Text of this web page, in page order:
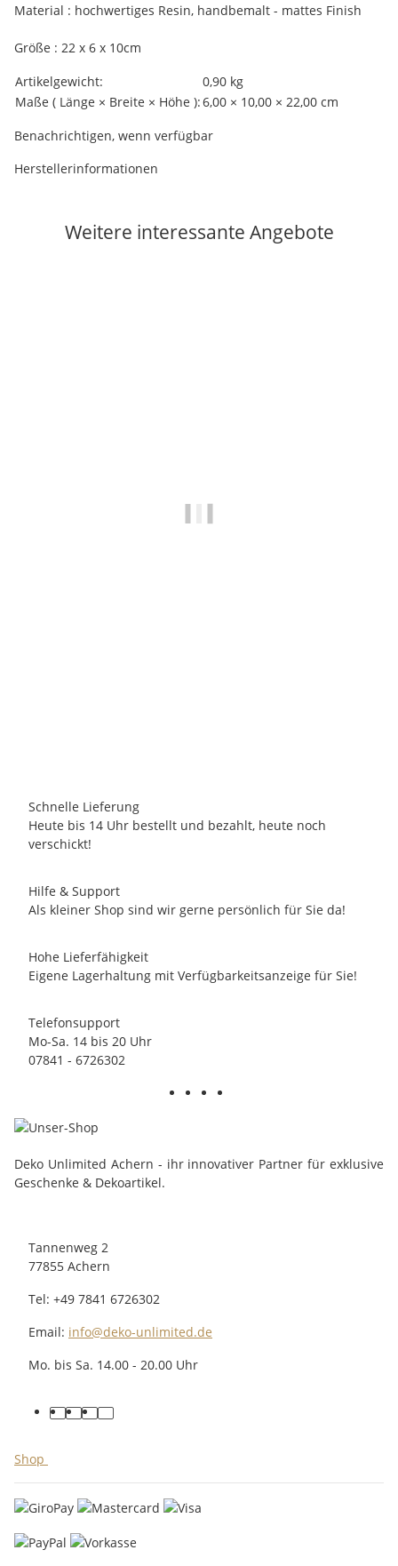
Material : hochwertiges Resin, handbemalt - mattes Finish
Größe : 22 x 6 x 10cm
Produkteigenschaft
Wert
Artikelgewicht: 0,90 kg
Maße ( Länge × Breite × Höhe ):6,00 × 10,00 × 22,00 cm
Benachrichtigen, wenn verfügbar
Herstellerinformationen
Weitere interessante Angebote
Schnelle Lieferung
Heute bis 14 Uhr bestellt und bezahlt, heute noch
verschickt!
Hilfe & Support
Als kleiner Shop sind wir gerne persönlich für Sie da!
Hohe Lieferfähigkeit
Eigene Lagerhaltung mit Verfügbarkeitsanzeige für Sie!
Telefonsupport
Mo-Sa. 14 bis 20 Uhr
07841 - 6726302
Deko Unlimited Achern - ihr innovativer Partner für exklusive
Geschenke & Dekoartikel.
Tannenweg 2
77855 Achern
Tel: +49 7841 6726302
Email: info@deko-unlimited.de
Mo. bis Sa. 14.00 - 20.00 Uhr
facebook
youtube
pinterest
instagram
Shop